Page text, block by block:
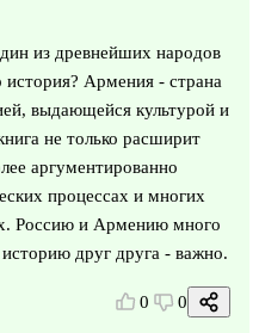
из древнейших народов
история? Армения - страна
выдающейся культурой и
не только расширит
аргументированно
процессах и многих
Россию и Армению много
друг друга - важно.
0 0